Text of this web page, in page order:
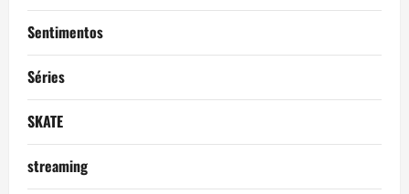
Sentimentos
Séries
SKATE
streaming